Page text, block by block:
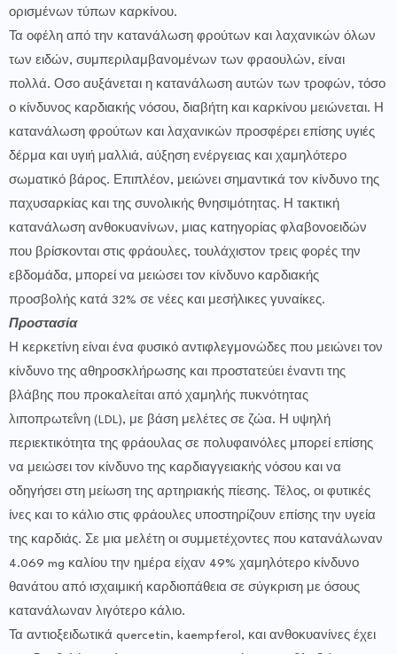
ορισμένων τύπων καρκίνου.
Τα οφέλη από την κατανάλωση φρούτων και λαχανικών όλων
των ειδών, συμπεριλαμβανομένων των φραουλών, είναι
πολλά. Οσο αυξάνεται η κατανάλωση αυτών των τροφών, τόσο
ο κίνδυνος καρδιακής νόσου, διαβήτη και καρκίνου μειώνεται. Η
κατανάλωση φρούτων και λαχανικών προσφέρει επίσης υγιές
δέρμα και υγιή μαλλιά, αύξηση ενέργειας και χαμηλότερο
σωματικό βάρος. Επιπλέον, μειώνει σημαντικά τον κίνδυνο της
παχυσαρκίας και της συνολικής θνησιμότητας. Η τακτική
κατανάλωση ανθοκυανίνων, μιας κατηγορίας φλαβονοειδών
που βρίσκονται στις φράουλες, τουλάχιστον τρεις φορές την
εβδομάδα, μπορεί να μειώσει τον κίνδυνο καρδιακής
προσβολής κατά 32% σε νέες και μεσήλικες γυναίκες.
Προστασία
Η κερκετίνη είναι ένα φυσικό αντιφλεγμονώδες που μειώνει τον
κίνδυνο της αθηροσκλήρωσης και προστατεύει έναντι της
βλάβης που προκαλείται από χαμηλής πυκνότητας
λιποπρωτεΐνη (LDL), με βάση μελέτες σε ζώα. Η υψηλή
περιεκτικότητα της φράουλας σε πολυφαινόλες μπορεί επίσης
να μειώσει τον κίνδυνο της καρδιαγγειακής νόσου και να
οδηγήσει στη μείωση της αρτηριακής πίεσης. Τέλος, οι φυτικές
ίνες και το κάλιο στις φράουλες υποστηρίζουν επίσης την υγεία
της καρδιάς. Σε μια μελέτη οι συμμετέχοντες που κατανάλωναν
4.069 mg καλίου την ημέρα είχαν 49% χαμηλότερο κίνδυνο
θανάτου από ισχαιμική καρδιοπάθεια σε σύγκριση με όσους
κατανάλωναν λιγότερο κάλιο.
Τα αντιοξειδωτικά quercetin, kaempferol, και ανθοκυανίνες έχει